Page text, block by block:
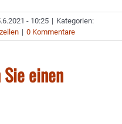
- 10:25 | Kategorien:
| 0 Kommentare
einen